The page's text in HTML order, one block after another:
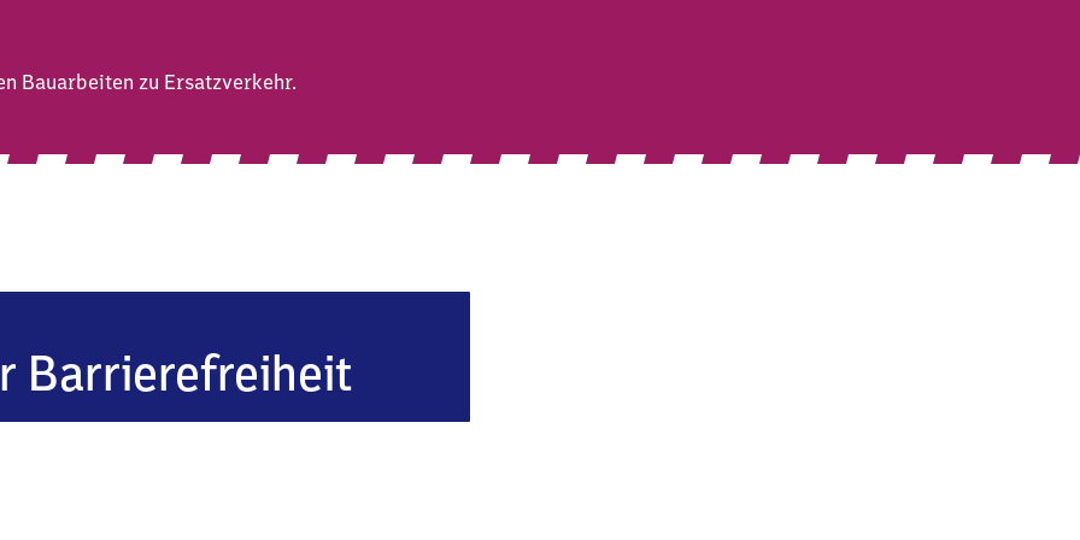
Bauarbeiten zu Ersatzverkehr.
Barrierefreiheit